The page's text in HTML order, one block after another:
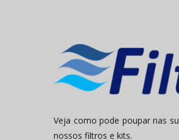
Veja como pode poupar nas
nossos filtros e kits.